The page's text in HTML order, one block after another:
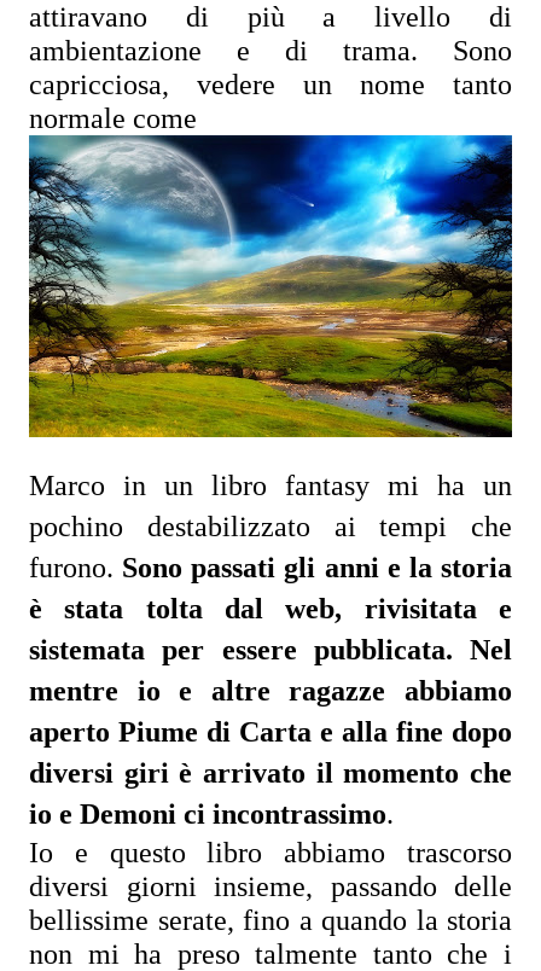
attiravano di più a livello di
ambientazione e di trama. Sono
capricciosa, vedere un nome tanto
normale come
Marco in un libro fantasy mi ha un
pochino destabilizzato ai tempi che
furono. Sono passati gli anni e la storia
è stata tolta dal web, rivisitata e
sistemata per essere pubblicata. Nel
mentre io e altre ragazze abbiamo
aperto Piume di Carta e alla fine dopo
diversi giri è arrivato il momento che
io e Demoni ci incontrassimo.
Io e questo libro abbiamo trascorso
diversi giorni insieme, passando delle
bellissime serate, fino a quando la storia
non mi ha preso talmente tanto che i